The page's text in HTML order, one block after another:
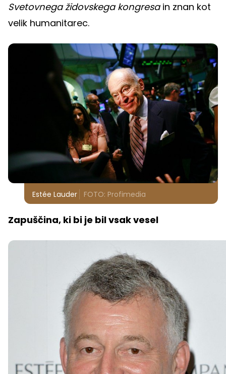
Svetovnega židovskega kongresain znan kot
velik humanitarec.
Estée Lauder FOTO: Profimedia
Zapuščina, ki bi je bil vsak vesel